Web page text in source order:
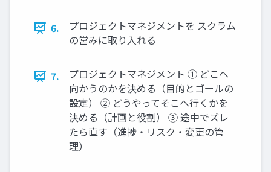
6.
プロジェクトマネジメントを スクラム
の営みに取り入れる
7.
プロジェクトマネジメント ① どこへ
向かうのかを決める（目的とゴールの
設定） ② どうやってそこへ行くかを
決める（計画と役割） ③ 途中でズレ
たら直す（進捗・リスク・変更の管
理）